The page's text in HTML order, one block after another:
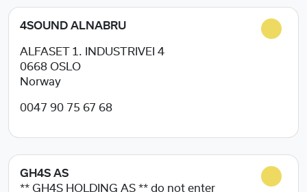
4SOUND ALNABRU
ALFASET 1. INDUSTRIVEI 4
0668 OSLO
Norway
0047 90 75 67 68
GH4S AS
** GH4S HOLDING AS ** do not enter